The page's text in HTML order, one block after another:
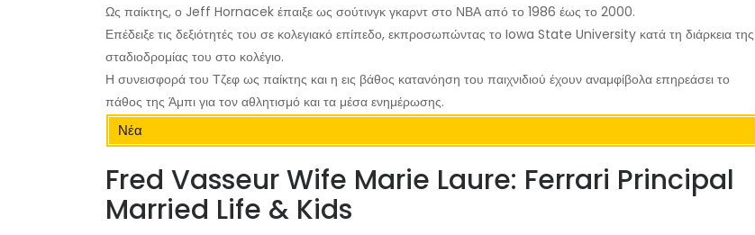
Ως παίκτης, ο Jeff Hornacek έπαιξε ως σούτινγκ γκαρντ στο ΝΒΑ από το 1986 έως το 2000.
Επέδειξε τις δεξιότητές του σε κολεγιακό επίπεδο, εκπροσωπώντας το Iowa State University κατά τη διάρκεια της
σταδιοδρομίας του στο κολέγιο.
Η συνεισφορά του Τζεφ ως παίκτης και η εις βάθος κατανόηση του παιχνιδιού έχουν αναμφίβολα επηρεάσει το
πάθος της Άμπι για τον αθλητισμό και τα μέσα ενημέρωσης.
Νέα
Fred Vasseur Wife Marie Laure: Ferrari Principal
Married Life & Kids